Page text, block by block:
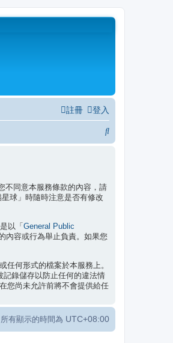
登入
註冊
搜
不同意本服務條款的內容，請
球」時隨時注意是否有修改
以「 General Public
內容或行為舉止負責。如果您
任何形式的檔案於本服務上。
錄儲存以防止任何的違法情
您尚未允許前將不會提供給任
所有顯示的時間為 UTC+08:00